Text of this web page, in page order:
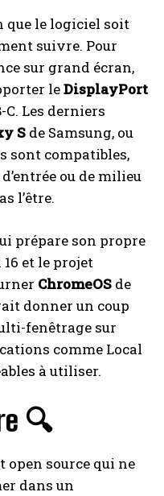
que le logiciel soit
suivre. Pour
sur grand écran,
leDisplayPort
Les derniers
S de Samsung, ou
sont compatibles,
ou de milieu
l’être.
prépare son propre
et le projet
ChromeOS de
donner un coup
fenêtrage sur
comme Local
à utiliser.
🔍
open source qui ne
dans un